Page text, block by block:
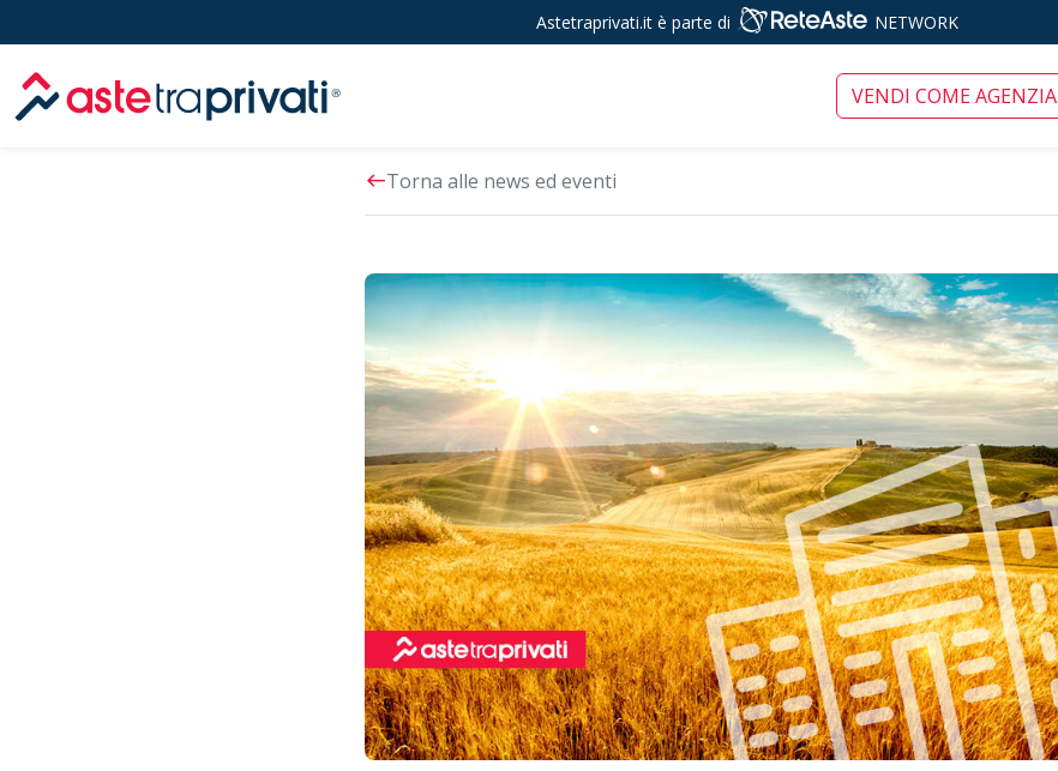
Astetraprivati.it è parte di NETWORK
Aste immobiliari tra privati VENDI COME AGENZIA
westTorna alle news ed eventi